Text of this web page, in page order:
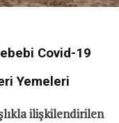
Covid-19
Yemeleri
ilişkilendirilen